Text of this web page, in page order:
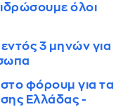
όλοι
3 μηνών για
φόρουμ για τα
Ελλάδας -